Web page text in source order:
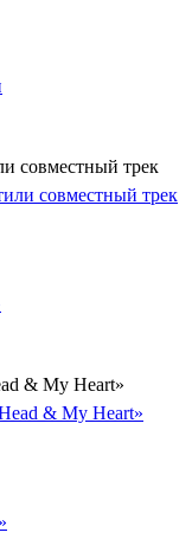
совместный трек
& My Heart»